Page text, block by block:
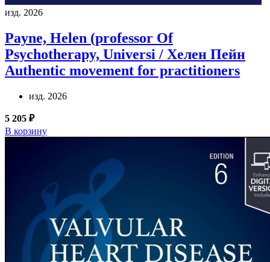
изд. 2026
Payne, Helen (professor Of
Psychotherapy, Universi / Хелен Пейн
Authentic movement for practitioners
изд. 2026
5 205 ₽
В корзину